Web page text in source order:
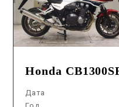
Honda
Дата